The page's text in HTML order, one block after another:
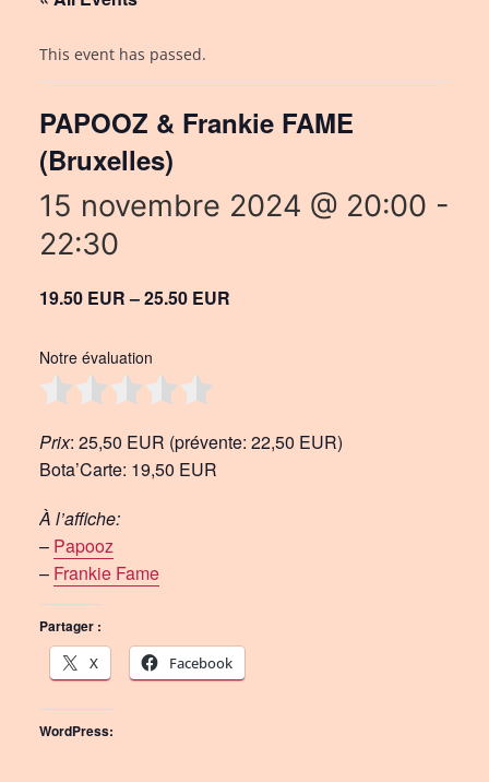
This event has passed.
PAPOOZ & Frankie FAME
(Bruxelles)
15 novembre 2024 @ 20:00 -
22:30
19.50 EUR – 25.50 EUR
Notre évaluation
Prix: 25,50 EUR (prévente: 22,50 EUR)
Bota’Carte: 19,50 EUR
À l’affiche:
– Papooz
– Frankie Fame
Partager :
X
Facebook
WordPress: